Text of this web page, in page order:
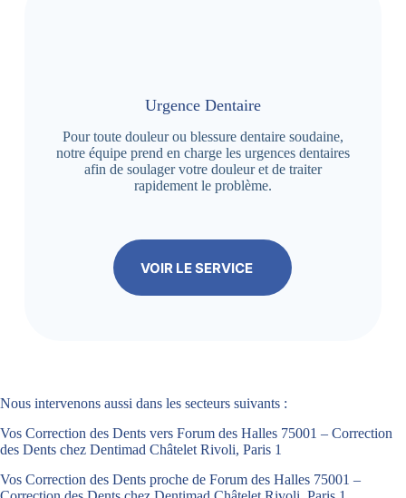
Urgence Dentaire
Pour toute douleur ou blessure dentaire soudaine,
notre équipe prend en charge les urgences dentaires
afin de soulager votre douleur et de traiter
rapidement le problème.
VOIR LE SERVICE
Nous intervenons aussi dans les secteurs suivants :
Vos Correction des Dents vers Forum des Halles 75001 – Correction
des Dents chez Dentimad Châtelet Rivoli, Paris 1
Vos Correction des Dents proche de Forum des Halles 75001 –